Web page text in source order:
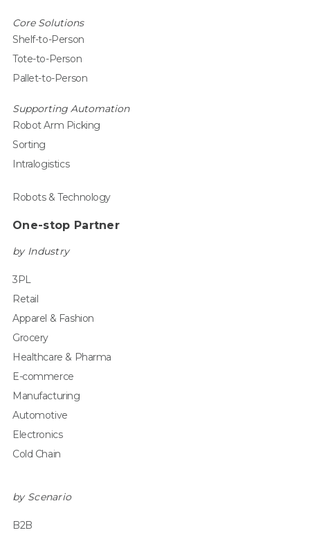
Core Solutions
Shelf-to-Person
Tote-to-Person
Pallet-to-Person
Supporting Automation
Robot Arm Picking
Sorting
Intralogistics
Robots & Technology
One-stop Partner
by Industry
3PL
Retail
Apparel & Fashion
Grocery
Healthcare & Pharma
E-commerce
Manufacturing
Automotive
Electronics
Cold Chain
by Scenario
B2B